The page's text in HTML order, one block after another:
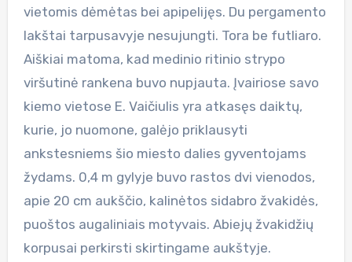
vietomis dėmėtas bei apipelijęs. Du pergamento
lakštai tarpusavyje nesujungti. Tora be futliaro.
Aiškiai matoma, kad medinio ritinio strypo
viršutinė rankena buvo nupjauta. Įvairiose savo
kiemo vietose E. Vaičiulis yra atkasęs daiktų,
kurie, jo nuomone, galėjo priklausyti
ankstesniems šio miesto dalies gyventojams
žydams. 0,4 m gylyje buvo rastos dvi vienodos,
apie 20 cm aukščio, kalinėtos sidabro žvakidės,
puoštos augaliniais motyvais. Abiejų žvakidžių
korpusai perkirsti skirtingame aukštyje.